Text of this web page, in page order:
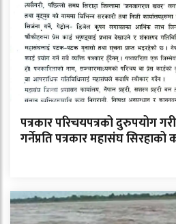
पत्रकार परिचयपत्रको दुरुपयोग
गर्नेप्रति पत्रकार महासंघ सिरहाको